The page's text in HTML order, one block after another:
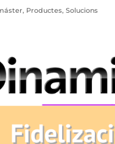
, Productes,Solucions